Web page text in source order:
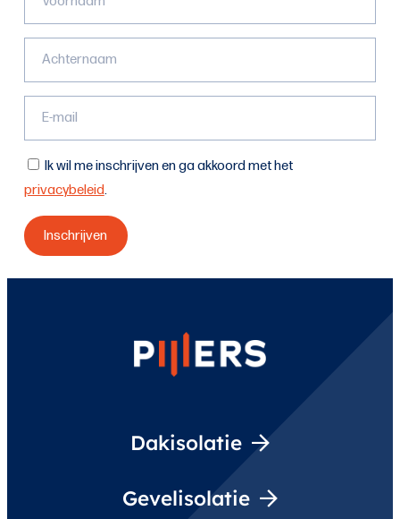
Ik wil me inschrijven en ga akkoord met het
privacybeleid.
Dakisolatie
Gevelisolatie